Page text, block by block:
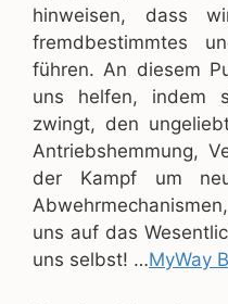
hinweisen, dass
fremdbestimmtes
führen. An diesem
uns helfen, indem
zwingt, den
Antriebshemmung,
der Kampf um
uns auf das
uns selbst! …MyWay